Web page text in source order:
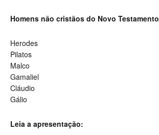
Homens não cristãos do Novo Testamento
Herodes
Pilatos
Malco
Gamaliel
Cláudio
Gálio
Leia a apresentação: